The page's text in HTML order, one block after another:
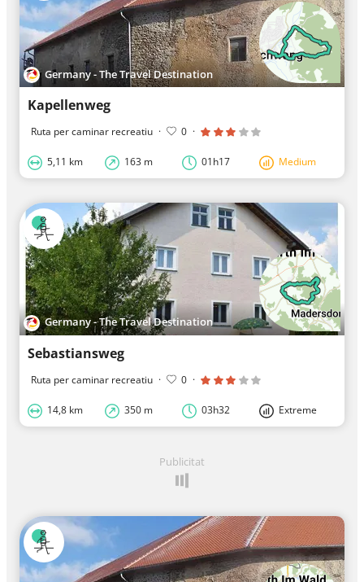
Germany - The Travel Destination
Kapellenweg
Ruta per caminar recreatiu · 0 ·
5,11 km 163 m 01h17 Medium
Germany - The Travel Destination
Sebastiansweg
Ruta per caminar recreatiu · 0 ·
14,8 km 350 m 03h32 Extreme
Publicitat